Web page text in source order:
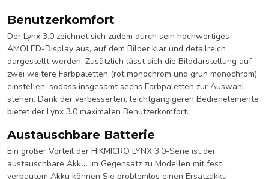
Benutzerkomfort
Der Lynx 3.0 zeichnet sich zudem durch sein hochwertiges
AMOLED-Display aus, auf dem Bilder klar und detailreich
dargestellt werden. Zusätzlich lässt sich die Bilddarstellung auf
zwei weitere Farbpaletten (rot monochrom und grün monochrom)
einstellen, sodass insgesamt sechs Farbpaletten zur Auswahl
stehen. Dank der verbesserten, leichtgängigeren Bedienelemente
bietet der Lynx 3.0 maximalen Benutzerkomfort.
Austauschbare Batterie
Ein großer Vorteil der HIKMICRO LYNX 3.0-Serie ist der
austauschbare Akku. Im Gegensatz zu Modellen mit fest
verbautem Akku können Sie problemlos einen Ersatzakku